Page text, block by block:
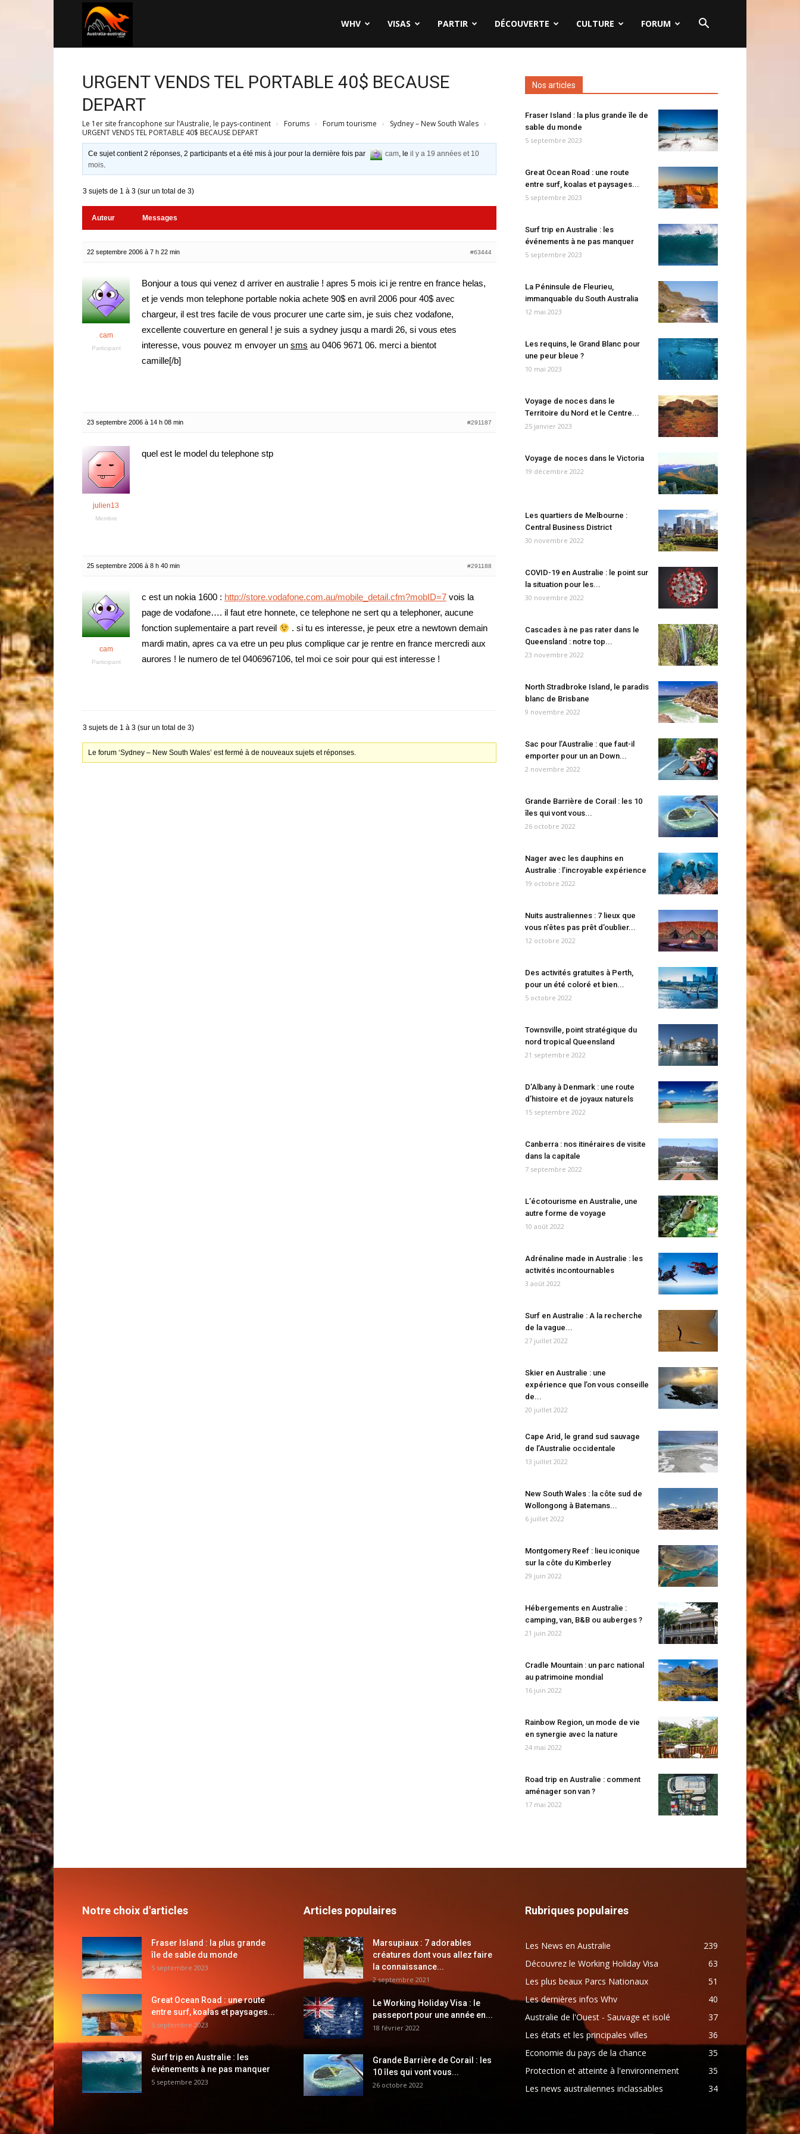
WHV VISAS PARTIR DÉCOUVERTE CULTURE FORUM
URGENT VENDS TEL PORTABLE 40$ BECAUSE
DEPART
Le 1er site francophone sur l’Australie, le pays-continent › Forums › Forum tourisme › Sydney – New South Wales ›
URGENT VENDS TEL PORTABLE 40$ BECAUSE DEPART
Ce sujet contient 2 réponses, 2 participants et a été mis à jour pour la dernière fois par cam, leil y a 19 années et 10
mois.
3 sujets de 1 à 3 (sur un total de 3)
Auteur Messages
22 septembre 2006 à 7 h 22 min #63444
cam
Participant
Bonjour a tous qui venez d arriver en australie ! apres 5 mois ici je rentre en france helas,
et je vends mon telephone portable nokia achete 90$ en avril 2006 pour 40$ avec
chargeur, il est tres facile de vous procurer une carte sim, je suis chez vodafone,
excellente couverture en general ! je suis a sydney jusqu a mardi 26, si vous etes
interesse, vous pouvez m envoyer un sms au 0406 9671 06. merci a bientot
camille[/b]
23 septembre 2006 à 14 h 08 min #291187
julien13
Membre
quel est le model du telephone stp
25 septembre 2006 à 8 h 40 min #291188
cam
Participant
c est un nokia 1600 : http://store.vodafone.com.au/mobile_detail.cfm?mobID=7 vois la
page de vodafone…. il faut etre honnete, ce telephone ne sert qu a telephoner, aucune
fonction suplementaire a part reveil
. si tu es interesse, je peux etre a newtown demain
mardi matin, apres ca va etre un peu plus complique car je rentre en france mercredi aux
aurores ! le numero de tel 0406967106, tel moi ce soir pour qui est interesse !
3 sujets de 1 à 3 (sur un total de 3)
Le forum ‘Sydney – New South Wales’ est fermé à de nouveaux sujets et réponses.
Nos articles
Fraser Island : la plus grande île de
sable du monde
5 septembre 2023
Great Ocean Road : une route
entre surf, koalas et paysages...
5 septembre 2023
Surf trip en Australie : les
événements à ne pas manquer
5 septembre 2023
La Péninsule de Fleurieu,
immanquable du South Australia
12 mai 2023
Les requins, le Grand Blanc pour
une peur bleue ?
10 mai 2023
Voyage de noces dans le
Territoire du Nord et le Centre...
25 janvier 2023
Voyage de noces dans le Victoria
19 décembre 2022
Les quartiers de Melbourne :
Central Business District
30 novembre 2022
COVID-19 en Australie : le point sur
la situation pour les...
30 novembre 2022
Cascades à ne pas rater dans le
Queensland : notre top...
23 novembre 2022
North Stradbroke Island, le paradis
blanc de Brisbane
9 novembre 2022
Sac pour l’Australie : que faut-il
emporter pour un an Down...
2 novembre 2022
Grande Barrière de Corail : les 10
îles qui vont vous...
26 octobre 2022
Nager avec les dauphins en
Australie : l’incroyable expérience
19 octobre 2022
Nuits australiennes : 7 lieux que
vous n’êtes pas prêt d’oublier...
12 octobre 2022
Des activités gratuites à Perth,
pour un été coloré et bien...
5 octobre 2022
Townsville, point stratégique du
nord tropical Queensland
21 septembre 2022
D’Albany à Denmark : une route
d’histoire et de joyaux naturels
15 septembre 2022
Canberra : nos itinéraires de visite
dans la capitale
7 septembre 2022
L’écotourisme en Australie, une
autre forme de voyage
10 août 2022
Adrénaline made in Australie : les
activités incontournables
3 août 2022
Surf en Australie : A la recherche
de la vague...
27 juillet 2022
Skier en Australie : une
expérience que l’on vous conseille
de...
20 juillet 2022
Cape Arid, le grand sud sauvage
de l’Australie occidentale
13 juillet 2022
New South Wales : la côte sud de
Wollongong à Batemans...
6 juillet 2022
Montgomery Reef : lieu iconique
sur la côte du Kimberley
29 juin 2022
Hébergements en Australie :
camping, van, B&B ou auberges ?
21 juin 2022
Cradle Mountain : un parc national
au patrimoine mondial
16 juin 2022
Rainbow Region, un mode de vie
en synergie avec la nature
24 mai 2022
Road trip en Australie : comment
aménager son van ?
17 mai 2022
Notre choix d'articles
Fraser Island : la plus grande
île de sable du monde
5 septembre 2023
Great Ocean Road : une route
entre surf, koalas et paysages...
5 septembre 2023
Surf trip en Australie : les
événements à ne pas manquer
5 septembre 2023
Articles populaires
Marsupiaux : 7 adorables
créatures dont vous allez faire
la connaissance...
2 septembre 2021
Le Working Holiday Visa : le
passeport pour une année en...
18 février 2022
Grande Barrière de Corail : les
10 îles qui vont vous...
26 octobre 2022
Rubriques populaires
Les News en Australie
239
Découvrez le Working Holiday Visa
63
Les plus beaux Parcs Nationaux
51
Les dernières infos Whv
40
Australie de l'Ouest - Sauvage et isolé
37
Les états et les principales villes
36
Economie du pays de la chance
35
Protection et atteinte à l'environnement
35
Les news australiennes inclassables
34